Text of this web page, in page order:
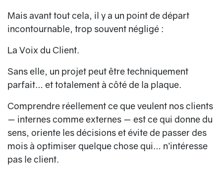
Mais avant tout cela, il y a un point de départ
incontournable, trop souvent négligé :
La Voix du Client.
Sans elle, un projet peut être techniquement
parfait… et totalement à côté de la plaque.
Comprendre réellement ce que veulent nos clients
— internes comme externes — est ce qui donne du
sens, oriente les décisions et évite de passer des
mois à optimiser quelque chose qui… n’intéresse
pas le client.